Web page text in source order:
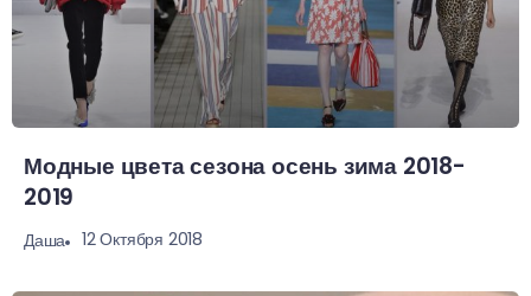
Модные цвета сезона осень зима 2018-
2019
Даша 12 Октября 2018